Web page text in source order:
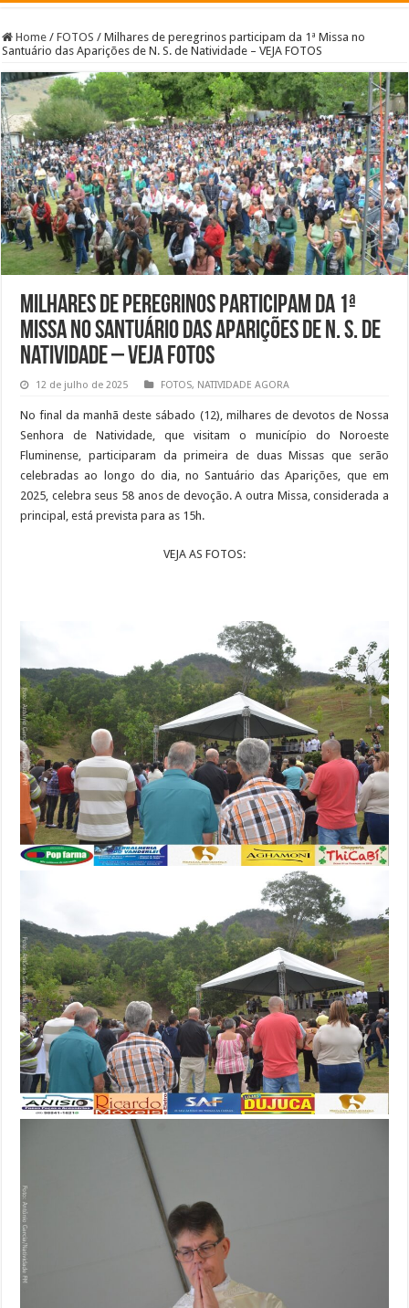
Home / FOTOS / Milhares de peregrinos participam da 1ª Missa no
Santuário das Aparições de N. S. de Natividade – VEJA FOTOS
Milhares de peregrinos participam da 1ª
Missa no Santuário das Aparições de N. S. de
Natividade – VEJA FOTOS
12 de julho de 2025 FOTOS, NATIVIDADE AGORA
No final da manhã deste sábado (12), milhares de devotos de Nossa
Senhora de Natividade, que visitam o município do Noroeste
Fluminense, participaram da primeira de duas Missas que serão
celebradas ao longo do dia, no Santuário das Aparições, que em
2025, celebra seus 58 anos de devoção. A outra Missa, considerada a
principal, está prevista para as 15h.
VEJA AS FOTOS: